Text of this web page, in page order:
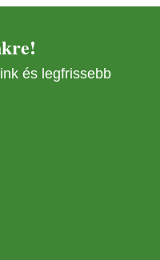
és legfrissebb